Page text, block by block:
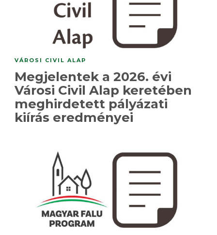
VÁROSI CIVIL ALAP
Megjelentek a 2026. évi
Városi Civil Alap keretében
meghirdetett pályázati
kiírás eredményei